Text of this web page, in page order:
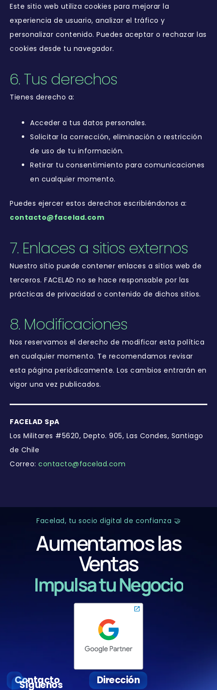
Este sitio web utiliza cookies para mejorar la
experiencia de usuario, analizar el tráfico y
personalizar contenido. Puedes aceptar o rechazar las
cookies desde tu navegador.
6. Tus derechos
Tienes derecho a:
Acceder a tus datos personales.
Solicitar la corrección, eliminación o restricción
de uso de tu información.
Retirar tu consentimiento para comunicaciones
en cualquier momento.
Puedes ejercer estos derechos escribiéndonos a:
contacto@facelad.com
7. Enlaces a sitios externos
Nuestro sitio puede contener enlaces a sitios web de
terceros. FACELAD no se hace responsable por las
prácticas de privacidad o contenido de dichos sitios.
8. Modificaciones
Nos reservamos el derecho de modificar esta política
en cualquier momento. Te recomendamos revisar
esta página periódicamente. Los cambios entrarán en
vigor una vez publicados.
FACELAD SpA
Los Militares #5620, Depto. 905, Las Condes, Santiago
de Chile
Correo: contacto@facelad.com
Facelad, tu socio digital de confianza 🤝
Aumentamos las
Ventas
Impulsa tu Negocio
Contacto
Síguenos
Dirección